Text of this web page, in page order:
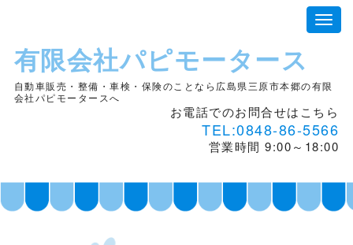
有限会社パピモータース
自動車販売・整備・車検・保険のことなら広島県三原市本郷の有限
会社パピモータースへ
お電話でのお問合せはこちら
TEL:0848-86-5566
営業時間 9:00～18:00